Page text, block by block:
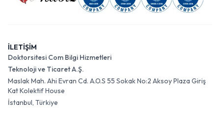
İLETİŞİM
Doktorsitesi Com Bilgi Hizmetleri
Teknoloji ve Ticaret A.Ş.
Maslak Mah. Ahi Evran Cd. A.O.S 55 Sokak No:2 Aksoy Plaza Giriş
Kat Kolektif House
İstanbul, Türkiye